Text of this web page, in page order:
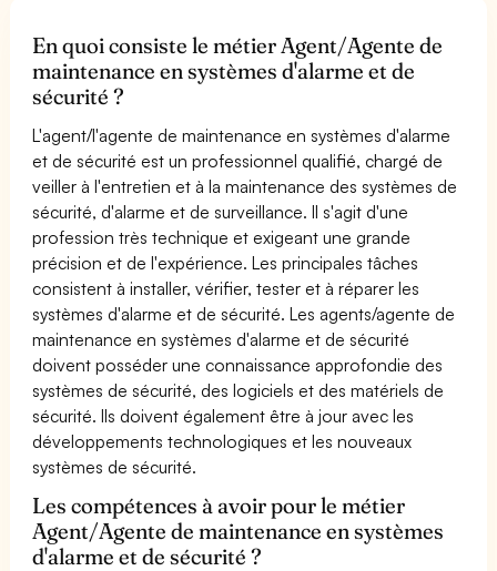
En quoi consiste le métier Agent/Agente de
maintenance en systèmes d'alarme et de
sécurité ?
L'agent/l'agente de maintenance en systèmes d'alarme
et de sécurité est un professionnel qualifié, chargé de
veiller à l'entretien et à la maintenance des systèmes de
sécurité, d'alarme et de surveillance. Il s'agit d'une
profession très technique et exigeant une grande
précision et de l'expérience. Les principales tâches
consistent à installer, vérifier, tester et à réparer les
systèmes d'alarme et de sécurité. Les agents/agente de
maintenance en systèmes d'alarme et de sécurité
doivent posséder une connaissance approfondie des
systèmes de sécurité, des logiciels et des matériels de
sécurité. Ils doivent également être à jour avec les
développements technologiques et les nouveaux
systèmes de sécurité.
Les compétences à avoir pour le métier
Agent/Agente de maintenance en systèmes
d'alarme et de sécurité ?